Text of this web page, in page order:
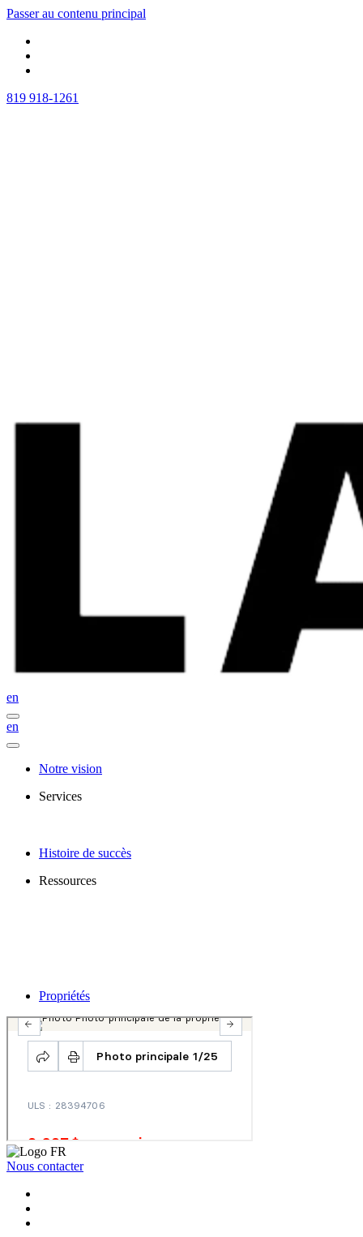
Passer au contenu principal
819 918-1261
en
en
Notre vision
Services
Histoire de succès
Ressources
Propriétés
Nous contacter